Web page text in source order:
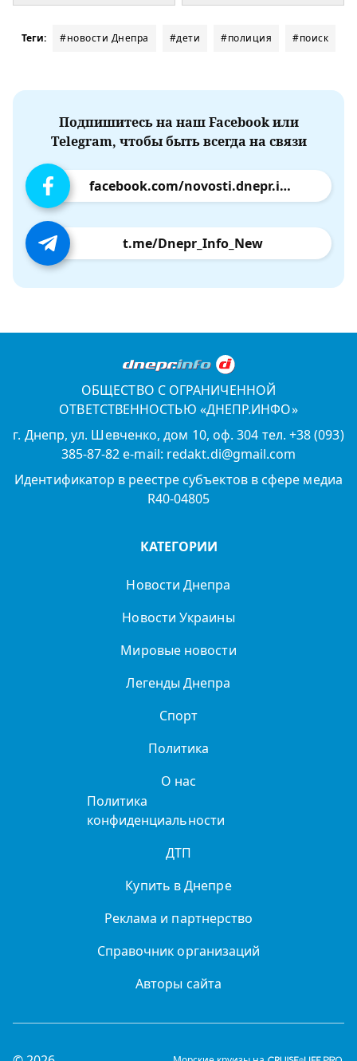
Теги: #новости Днепра #дети #полиция #поиск
Подпишитесь на наш Facebook или
Telegram, чтобы быть всегда на связи
facebook.com/novosti.dnepr.info
t.me/Dnepr_Info_New
ОБЩЕСТВО С ОГРАНИЧЕННОЙ
ОТВЕТСТВЕННОСТЬЮ «ДНЕПР.ИНФО»
г. Днепр, ул. Шевченко, дом 10, оф. 304 тел. +38 (093)
385-87-82 e-mail: redakt.di@gmail.com
Идентификатор в реестре субъектов в сфере медиа
R40-04805
КАТЕГОРИИ
Новости Днепра
Новости Украины
Мировые новости
Легенды Днепра
Спорт
Политика
О нас
Политика
конфиденциальности
ДТП
Купить в Днепре
Реклама и партнерство
Справочник организаций
Авторы сайта